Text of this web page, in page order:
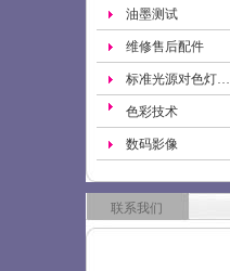
油墨测试
维修售后配件
标准光源对色灯…
色彩技术
数码影像
联系我们